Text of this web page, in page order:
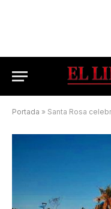
Portada » Santa Rosa celebra